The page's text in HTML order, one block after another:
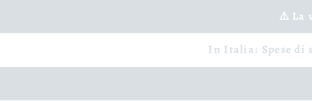
al contenido
⚠️ La
In Italia: Spese di